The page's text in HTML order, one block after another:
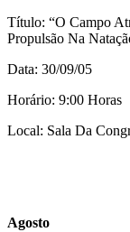
Título: “O Campo
Propulsão Na
Data: 30/09/05
Horário: 9:00 Horas
Local: Sala Da
Agosto